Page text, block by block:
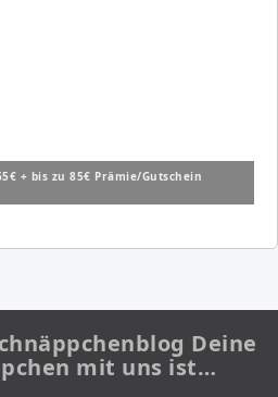
+ bis zu 85€ Prämie/Gutschein
Deine
mit uns ist…